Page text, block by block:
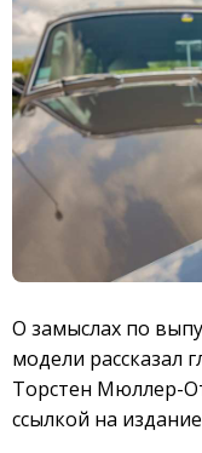
О замыслах по
модели рассказал
Торстен Мюллер-
ссылкой на